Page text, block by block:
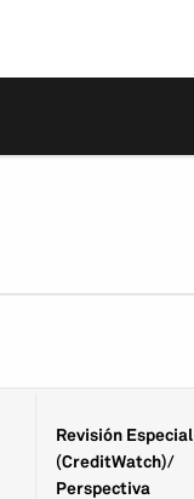
Revisión Especial
(CreditWatch)/
Perspectiva